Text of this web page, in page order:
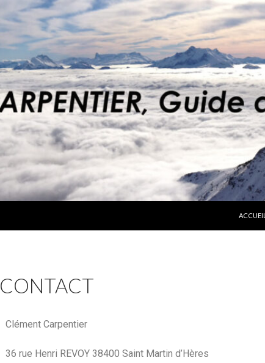
ACCUEIL
CONTACT
Clément Carpentier
36 rue Henri REVOY 38400 Saint Martin d’Hères